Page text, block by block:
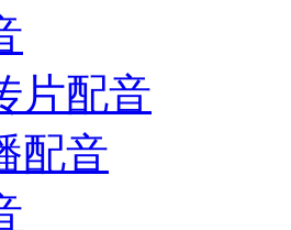
片配音
配音